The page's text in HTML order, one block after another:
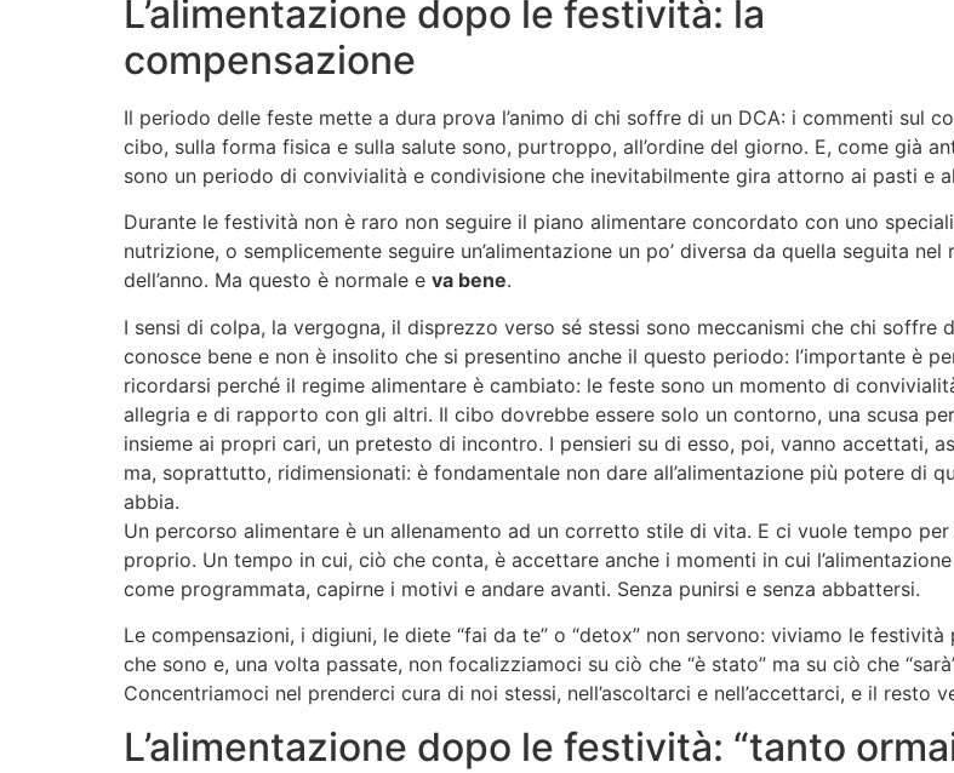
L’alimentazione dopo le festività: la
compensazione
Il periodo delle feste mette a dura prova l’animo di chi soffre di un DCA: i commenti sul
cibo, sulla forma fisica e sulla salute sono, purtroppo, all’ordine del giorno. E, come già
sono un periodo di convivialità e condivisione che inevitabilmente gira attorno ai pasti e
Durante le festività non è raro non seguire il piano alimentare concordato con uno
nutrizione, o semplicemente seguire un’alimentazione un po’ diversa da quella seguita nel
dell’anno. Ma questo è normale e va bene.
I sensi di colpa, la vergogna, il disprezzo verso sé stessi sono meccanismi che chi soffre
conosce bene e non è insolito che si presentino anche il questo periodo: l’importante è
ricordarsi perché il regime alimentare è cambiato: le feste sono un momento di
allegria e di rapporto con gli altri. Il cibo dovrebbe essere solo un contorno, una scusa
insieme ai propri cari, un pretesto di incontro. I pensieri su di esso, poi, vanno accettati,
ma, soprattutto, ridimensionati: è fondamentale non dare all’alimentazione più potere di
abbia.
Un percorso alimentare è un allenamento ad un corretto stile di vita. E ci vuole tempo
proprio. Un tempo in cui, ciò che conta, è accettare anche i momenti in cui
come programmata, capirne i motivi e andare avanti. Senza punirsi e senza abbattersi.
Le compensazioni, i digiuni, le diete “fai da te” o “detox” non servono: viviamo le festività
che sono e, una volta passate, non focalizziamoci su ciò che “è stato” ma su ciò che
Concentriamoci nel prenderci cura di noi stessi, nell’ascoltarci e nell’accettarci, e il resto
L’alimentazione dopo le festività: “tanto